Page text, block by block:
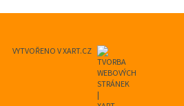
VYTVOŘENO V XART.CZ